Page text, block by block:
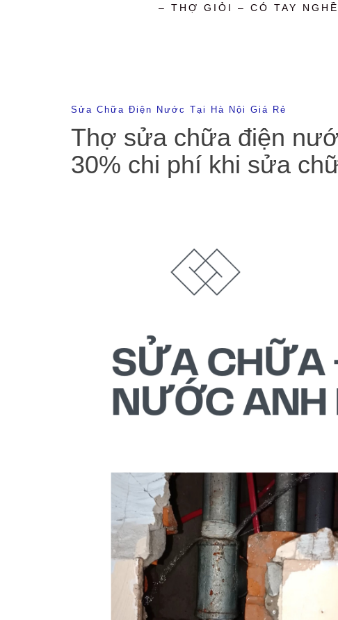
– THỢ GIỎI – CÓ TAY
Sửa Chữa Điện Nước Tại Hà Nội Giá Rẻ
Thợ sửa chữa điện
30% chi phí khi sửa